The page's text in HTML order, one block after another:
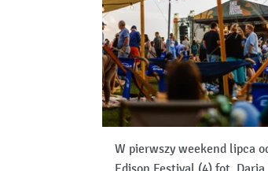
W pierwszy weekend lipca